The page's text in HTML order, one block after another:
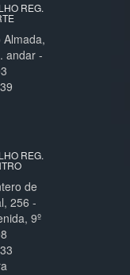
REG.
Almada,
andar -
REG.
de
256 -
9º